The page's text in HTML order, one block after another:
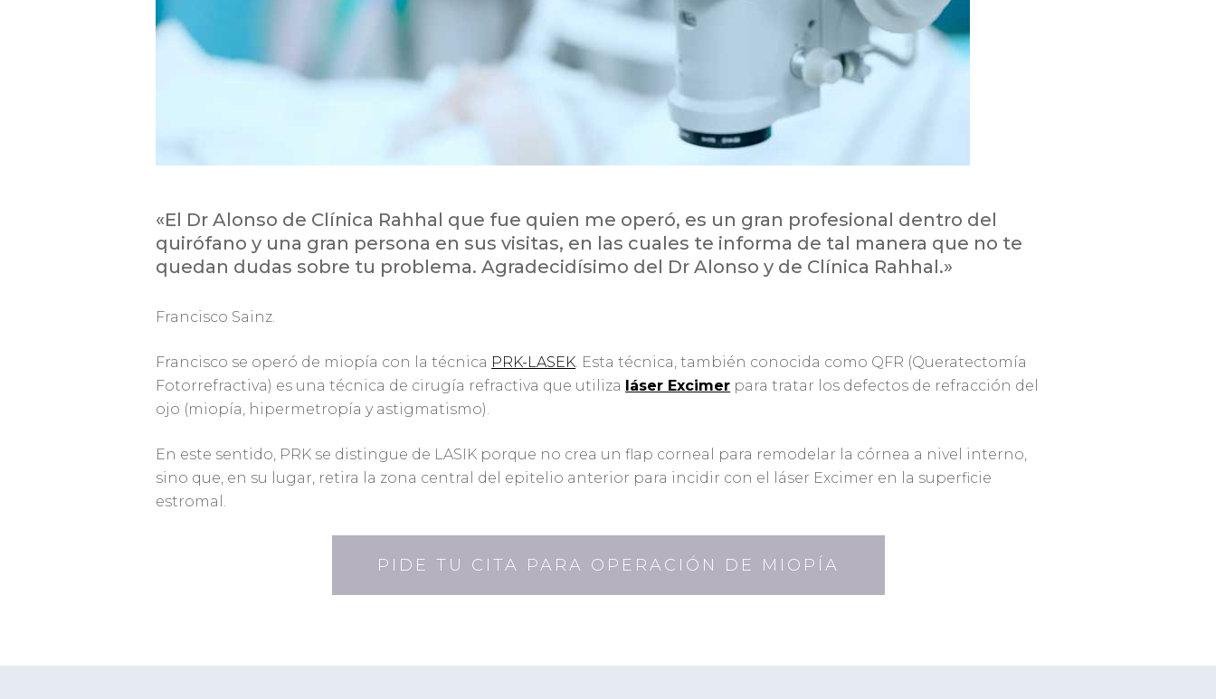
«El Dr Alonso de Clínica Rahhal que fue quien me operó, es un gran profesional dentro del
quirófano y una gran persona en sus visitas, en las cuales te informa de tal manera que no te
quedan dudas sobre tu problema. Agradecidísimo del Dr Alonso y de Clínica Rahhal.»
Francisco Sainz.
Francisco se operó de miopía con la técnica PRK-LASEK. Esta técnica, también conocida como QFR (Queratectomía
Fotorrefractiva) es una técnica de cirugía refractiva que utiliza láser Excimer para tratar los defectos de refracción del
ojo (miopía, hipermetropía y astigmatismo).
En este sentido, PRK se distingue de LASIK porque no crea un flap corneal para remodelar la córnea a nivel interno,
sino que, en su lugar, retira la zona central del epitelio anterior para incidir con el láser Excimer en la superficie
estromal.
PIDE TU CITA PARA OPERACIÓN DE MIOPÍA